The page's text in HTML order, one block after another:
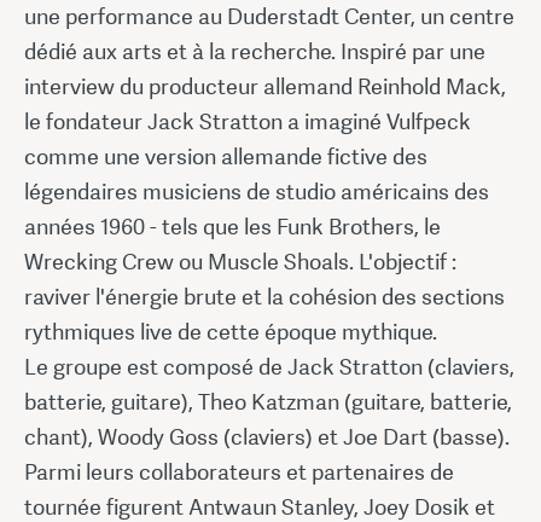
une performance au Duderstadt Center, un centre
dédié aux arts et à la recherche. Inspiré par une
interview du producteur allemand Reinhold Mack,
le fondateur Jack Stratton a imaginé Vulfpeck
comme une version allemande fictive des
légendaires musiciens de studio américains des
années 1960 - tels que les Funk Brothers, le
Wrecking Crew ou Muscle Shoals. L'objectif :
raviver l'énergie brute et la cohésion des sections
rythmiques live de cette époque mythique.
Le groupe est composé de Jack Stratton (claviers,
batterie, guitare), Theo Katzman (guitare, batterie,
chant), Woody Goss (claviers) et Joe Dart (basse).
Parmi leurs collaborateurs et partenaires de
tournée figurent Antwaun Stanley, Joey Dosik et